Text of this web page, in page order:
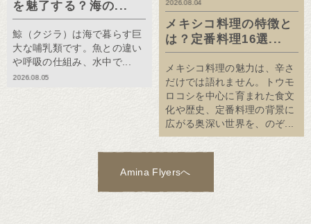
を魅了する？海の...
鯨（クジラ）は海で暮らす巨
大な哺乳類です。魚との違い
や呼吸の仕組み、水中で...
2026.08.05
メキシコ料理の特徴と
は？定番料理16選...
メキシコ料理の魅力は、辛さ
だけでは語れません。トウモ
ロコシを中心に育まれた食文
化や歴史、定番料理の背景に
広がる奥深い世界を、のぞ...
2026.08.04
Amina Flyersへ